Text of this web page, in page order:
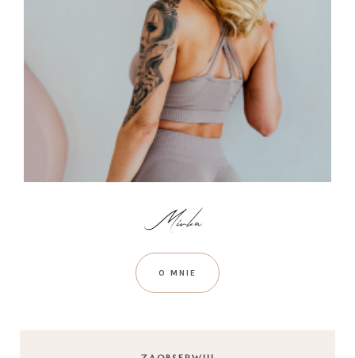
O MNIE